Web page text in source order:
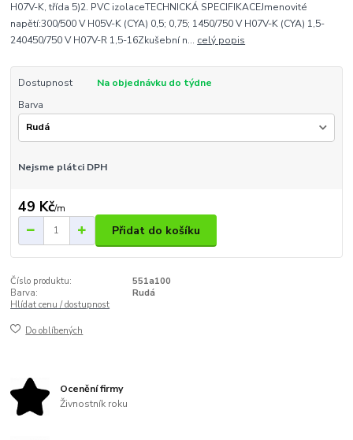
H07V-K, třída 5)2. PVC izolaceTECHNICKÁ SPECIFIKACEJmenovité
napětí:300/500 V H05V-K (CYA) 0,5; 0,75; 1450/750 V H07V-K (CYA) 1,5-
240450/750 V H07V-R 1,5-16Zkušební n... celý popis
Dostupnost
Na objednávku do týdne
Barva
Nejsme plátci DPH
49 Kč/m
Přidat do košíku
Číslo produktu:
551a100
Barva:
Rudá
Hlídat cenu / dostupnost
Do oblíbených
Ocenění firmy
Živnostník roku